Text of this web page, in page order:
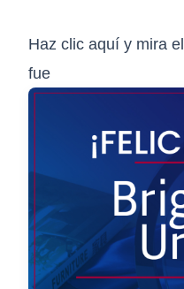
Haz clic aquí y mira
fue